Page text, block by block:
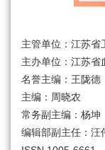
主管单位：江苏省
主办单位：江苏省
名誉主编：王陇德
主编：周晓农
常务副主编：杨坤
编辑部副主任：汪